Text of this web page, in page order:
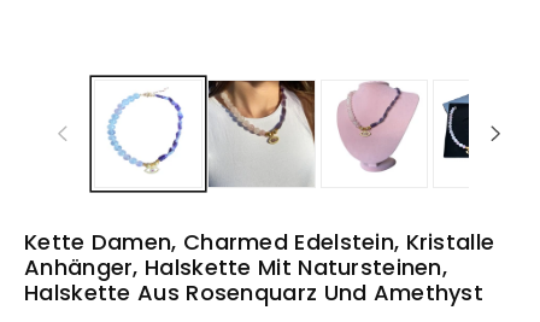
Kette Damen, Charmed Edelstein, Kristalle
Anhänger, Halskette Mit Natursteinen,
Halskette Aus Rosenquarz Und Amethyst